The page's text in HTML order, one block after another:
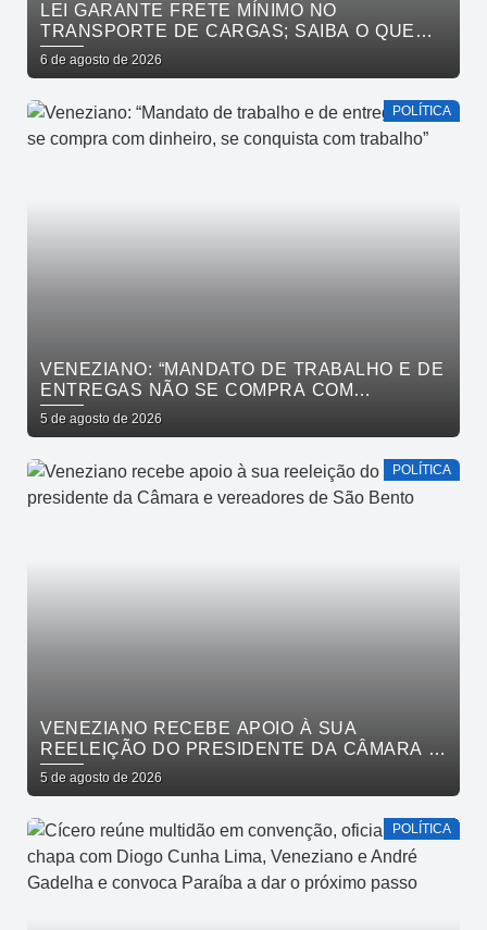
LEI GARANTE FRETE MÍNIMO NO
TRANSPORTE DE CARGAS; SAIBA O QUE
MUDA
6 de agosto de 2026
POLÍTICA
VENEZIANO: “MANDATO DE TRABALHO E DE
ENTREGAS NÃO SE COMPRA COM
DINHEIRO, SE CONQUISTA COM TRABALHO”
5 de agosto de 2026
POLÍTICA
VENEZIANO RECEBE APOIO À SUA
REELEIÇÃO DO PRESIDENTE DA CÂMARA E
VEREADORES DE SÃO BENTO
5 de agosto de 2026
POLÍTICA